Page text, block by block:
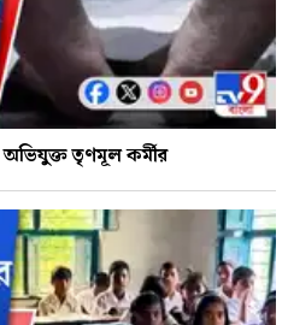
তৃণমূল কর্মীর